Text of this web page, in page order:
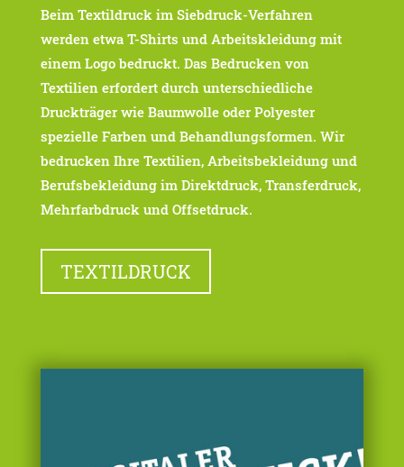
Beim Textildruck im Siebdruck-Verfahren
werden etwa T-Shirts und Arbeitskleidung mit
einem Logo bedruckt. Das Bedrucken von
Textilien erfordert durch unterschiedliche
Druckträger wie Baumwolle oder Polyester
spezielle Farben und Behandlungsformen. Wir
bedrucken Ihre Textilien, Arbeitsbekleidung und
Berufsbekleidung im Direktdruck, Transferdruck,
Mehrfarbdruck und Offsetdruck.
TEXTILDRUCK